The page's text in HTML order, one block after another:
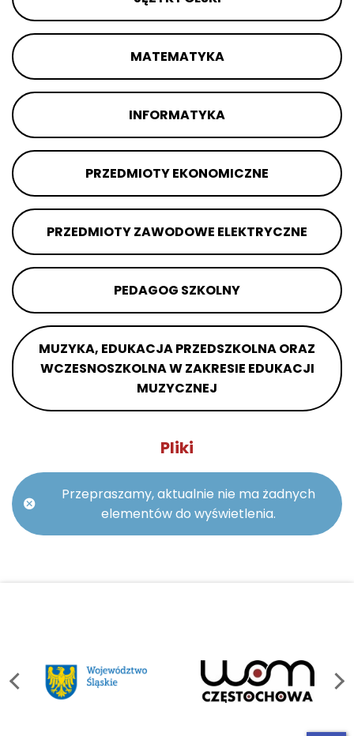
MATEMATYKA
INFORMATYKA
PRZEDMIOTY EKONOMICZNE
PRZEDMIOTY ZAWODOWE ELEKTRYCZNE
PEDAGOG SZKOLNY
MUZYKA, EDUKACJA PRZEDSZKOLNA ORAZ
WCZESNOSZKOLNA W ZAKRESIE EDUKACJI
MUZYCZNEJ
Pliki
Przepraszamy, aktualnie nie ma żadnych
elementów do wyświetlenia.